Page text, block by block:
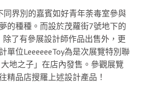
同界別的嘉賓如好青年荼毒室參與
的種種。而設於茂蘿街7號地下的
除了有參展設計師作品出售外，更
單位LeeeeeeToy為是次展覽特別聯
地之子」在店內發售。參觀展覽
精品店搜羅上述設計產品！